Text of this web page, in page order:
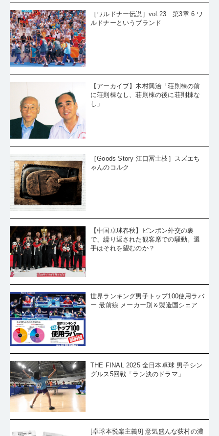
［ワルドナー伝説］vol.23 第3章 6 ワ
ルドナーというブランド
【アーカイブ】木村興治「荘則棟の前
に荘則棟なし、荘則棟の後に荘則棟な
し」
［Goods Story 江口冨士枝］スズエち
ゃんのコルク
【中国卓球春秋】ピンポン外交の裏
で、繰り返された観客席での騒動。選
手はそれを望むのか？
世界ランキング男子トップ100使用ラバ
ー 最前線 メーカー別＆製造国シェア
THE FINAL 2025 全日本卓球 男子シン
グルス5回戦「ラン決のドラマ」
[卓球本悦楽主義9] 意気盛んな荻村の濃